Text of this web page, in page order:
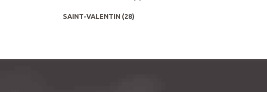
SAINT-VALENTIN (28)